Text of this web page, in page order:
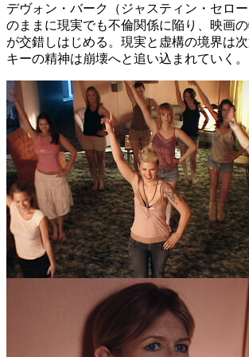
デヴォン・バーク（ジャスティン・セロ
のままに現実でも不倫関係に陥り、映画
が交錯しはじめる。現実と虚構の境界は
キーの精神は崩壊へと追い込まれていく。